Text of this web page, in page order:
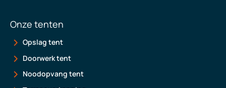
Onze tenten
Opslag tent
Doorwerk tent
Noodopvang tent